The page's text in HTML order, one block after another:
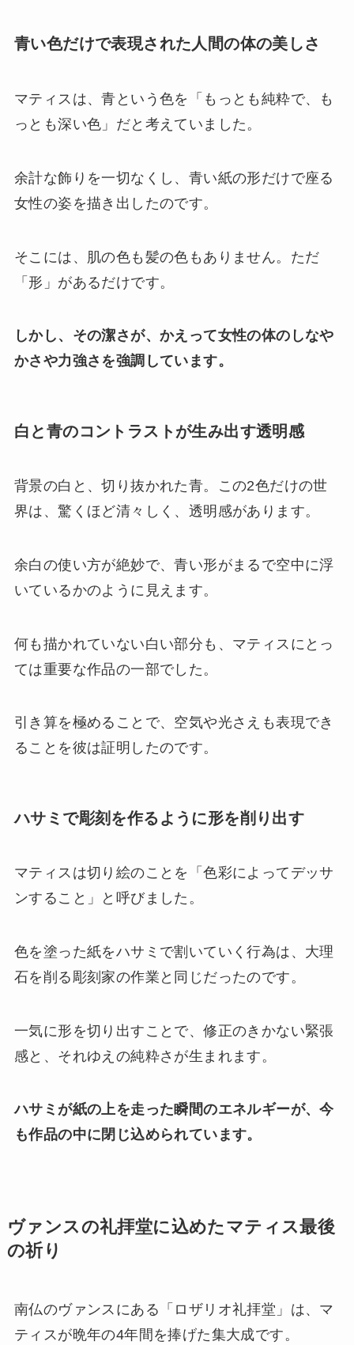
青い色だけで表現された人間の体の美しさ
マティスは、青という色を「もっとも純粋で、も
っとも深い色」だと考えていました。
余計な飾りを一切なくし、青い紙の形だけで座る
女性の姿を描き出したのです。
そこには、肌の色も髪の色もありません。ただ
「形」があるだけです。
しかし、その潔さが、かえって女性の体のしなや
かさや力強さを強調しています。
白と青のコントラストが生み出す透明感
背景の白と、切り抜かれた青。この2色だけの世
界は、驚くほど清々しく、透明感があります。
余白の使い方が絶妙で、青い形がまるで空中に浮
いているかのように見えます。
何も描かれていない白い部分も、マティスにとっ
ては重要な作品の一部でした。
引き算を極めることで、空気や光さえも表現でき
ることを彼は証明したのです。
ハサミで彫刻を作るように形を削り出す
マティスは切り絵のことを「色彩によってデッサ
ンすること」と呼びました。
色を塗った紙をハサミで割いていく行為は、大理
石を削る彫刻家の作業と同じだったのです。
一気に形を切り出すことで、修正のきかない緊張
感と、それゆえの純粋さが生まれます。
ハサミが紙の上を走った瞬間のエネルギーが、今
も作品の中に閉じ込められています。
ヴァンスの礼拝堂に込めたマティス最後
の祈り
南仏のヴァンスにある「ロザリオ礼拝堂」は、マ
ティスが晩年の4年間を捧げた集大成です。